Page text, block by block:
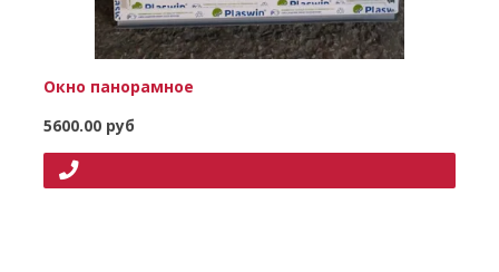
Окно панорамное
5600.00 руб